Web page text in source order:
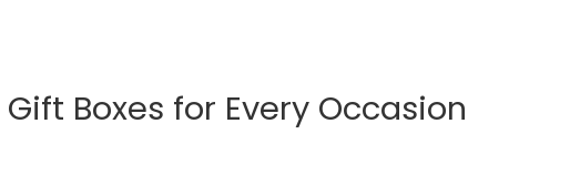
Boxes for Every Occasion